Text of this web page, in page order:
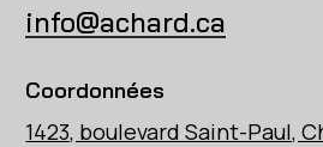
info@achard.ca
Coordonnées
1423, boulevard Saint-Paul,